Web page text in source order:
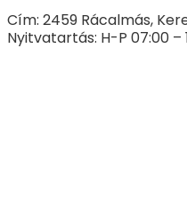
Cím: 2459 Rácalmás,
Nyitvatartás: H-P 07:00 –